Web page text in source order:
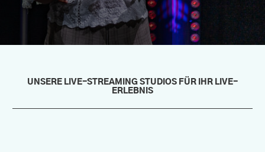
UNSERE LIVE-STREAMING STUDIOS FÜR IHR LIVE-
ERLEBNIS